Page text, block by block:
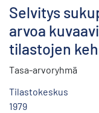
Selvitys
arvoa
tilastojen
Tasa-arvoryhmä
Tilastokeskus
1979